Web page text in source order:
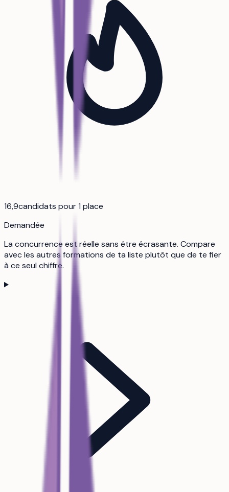
16,9candidats pour 1 place
Demandée
La concurrence est réelle sans être écrasante. Compare
avec les autres formations de ta liste plutôt que de te fier
à ce seul chiffre.